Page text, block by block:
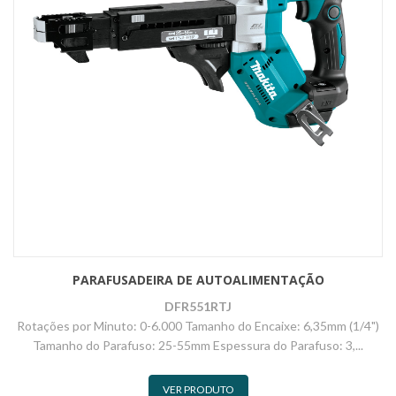
PARAFUSADEIRA DE AUTOALIMENTAÇÃO
DFR551RTJ
Rotações por Minuto: 0-6.000 Tamanho do Encaixe: 6,35mm (1/4")
Tamanho do Parafuso: 25-55mm Espessura do Parafuso: 3,...
VER PRODUTO